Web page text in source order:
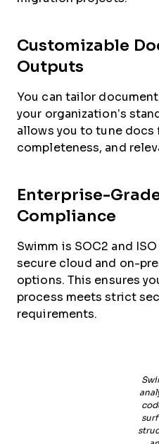
Customizable
Outputs
You can tailor
your organization’s
allows you to tune docs
completeness, and
Enterprise-
Compliance
Swimm is SOC2 and
secure cloud and on-
options. This ensures
process meets strict
requirements.